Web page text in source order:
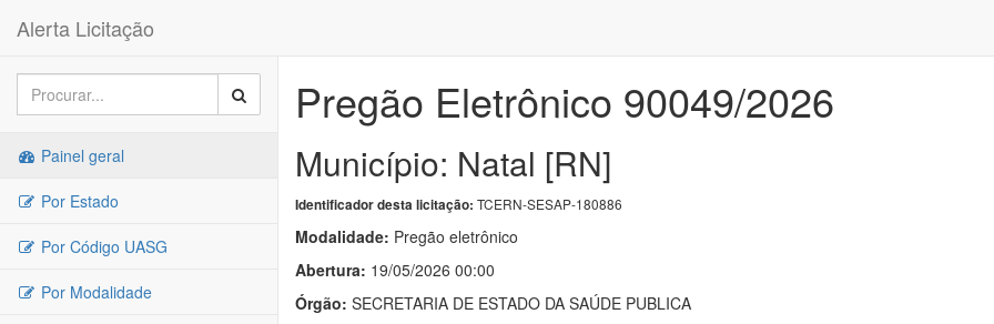
Alerta Licitação
Painel geral
Por Estado
Por Código UASG
Por Modalidade
Pregão Eletrônico 90049/2026
Município: Natal [RN]
Identificador desta licitação: TCERN-SESAP-180886
Modalidade: Pregão eletrônico
Abertura: 19/05/2026 00:00
Órgão: SECRETARIA DE ESTADO DA SAÚDE PUBLICA